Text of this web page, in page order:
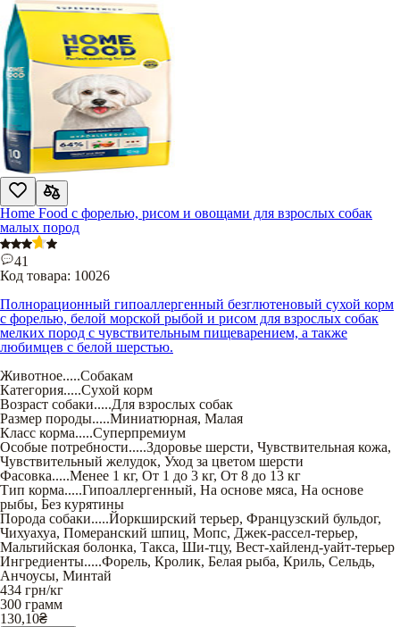
Home Food с форелью, рисом и овощами для взрослых собак
малых пород
41
Код товара: 10026
Полнорационный гипоаллергенный безглютеновый сухой корм
с форелью, белой морской рыбой и рисом для взрослых собак
мелких пород с чувствительным пищеварением, а также
любимцев с белой шерстью.
Животное.....Собакам
Категория.....Сухой корм
Возраст собаки.....Для взрослых собак
Размер породы.....Миниатюрная, Малая
Класс корма.....Суперпремиум
Особые потребности.....Здоровье шерсти, Чувствительная кожа,
Чувствительный желудок, Уход за цветом шерсти
Фасовка.....Менее 1 кг, От 1 до 3 кг, От 8 до 13 кг
Тип корма.....Гипоаллергенный, На основе мяса, На основе
рыбы, Без курятины
Порода собаки.....Йоркширский терьер, Французский бульдог,
Чихуахуа, Померанский шпиц, Мопс, Джек-рассел-терьер,
Мальтийская болонка, Такса, Ши-тцу, Вест-хайленд-уайт-терьер
Ингредиенты.....Форель, Кролик, Белая рыба, Криль, Сельдь,
Анчоусы, Минтай
434 грн/кг
300 грамм
130,10₴